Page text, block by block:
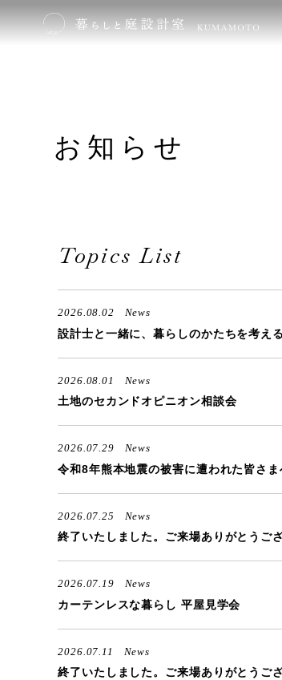
お知らせ
Topics List
2026.08.02 News
設計士と一緒に、暮らしのかたちを考え
2026.08.01 News
土地のセカンドオピニオン相談会
2026.07.29 News
令和8年熊本地震の被害に遭われた皆さま
2026.07.25 News
終了いたしました。
2026.07.19 News
カーテンレスな暮らし 平屋見学会
2026.07.11 News
終了いたしました。ご来場ありがとうご